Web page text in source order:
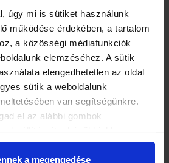
úgy mi is sütiket használunk
működése érdekében, a tartalom
a közösségi médiafunkciók
elemzéséhez. A sütik
elengedhetetlen az oldal
sütik a weboldalunk
van segítségünkre.
el az alábbi gombok
részletekről olvashat Adatkezelési
a megengedése